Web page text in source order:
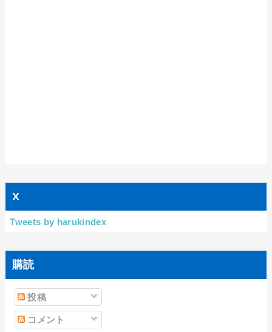
X
Tweets by harukindex
購読
投稿
コメント